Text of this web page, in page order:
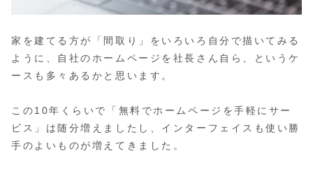
家を建てる方が「間取り」をいろいろ自分で描いてみる
ように、自社のホームページを社長さん自ら、というケ
ースも多々あるかと思います。
この10年くらいで「無料でホームページを手軽にサー
ビス」は随分増えましたし、インターフェイスも使い勝
手のよいものが増えてきました。